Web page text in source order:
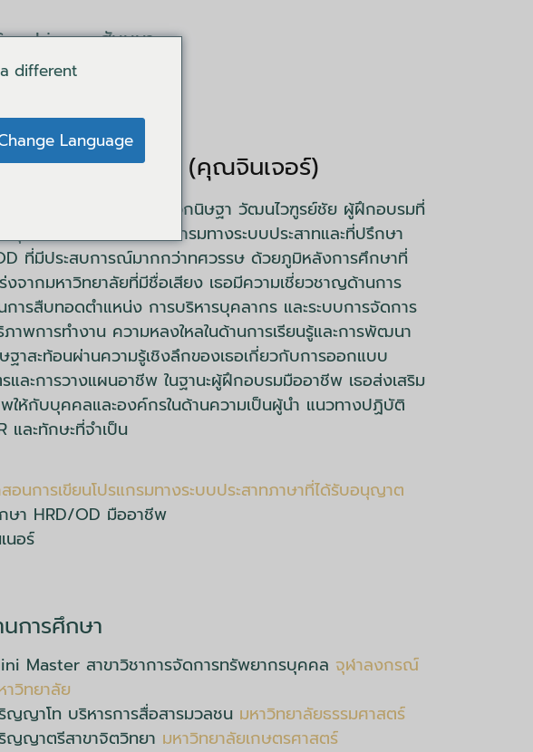
สัมมนา
ภาษา
ฐา วัฒนไวฑูรชัย (คุณจินเจอร์)
วามเชี่ยวชาญของนางสาวกนิษฐา วัฒนไวฑูรย์ชัย ผู้ฝึกอบรมที่
นุญาตด้านการเขียนโปรแกรมทางระบบประสาทและที่ปรึกษา
ที่มีประสบการณ์มากกว่าทศวรรษ ด้วยภูมิหลังการศึกษาที่
งจากมหาวิทยาลัยที่มีชื่อเสียง เธอมีความเชี่ยวชาญด้านการ
การสืบทอดตำแหน่ง การบริหารบุคลากร และระบบการจัดการ
ภาพการทำงาน ความหลงใหลในด้านการเรียนรู้และการพัฒนา
ฐาสะท้อนผ่านความรู้เชิงลึกของเธอเกี่ยวกับการออกแบบ
และการวางแผนอาชีพ ในฐานะผู้ฝึกอบรมมืออาชีพ เธอส่งเสริม
ให้กับบุคคลและองค์กรในด้านความเป็นผู้นำ แนวทางปฏิบัติ
และทักษะที่จำเป็น
อนการเขียนโปรแกรมทางระบบประสาทภาษาที่ได้รับอนุญาต
ษา HRD/OD มืออาชีพ
นอร์
การศึกษา
Master สาขาวิชาการจัดการทรัพยากรบุคคล จุฬาลงกรณ์
าวิทยาลัย
ญญาโท บริหารการสื่อสารมวลชน มหาวิทยาลัยธรรมศาสตร์
ญญาตรีสาขาจิตวิทยา มหาวิทยาลัยเกษตรศาสตร์
different
Language